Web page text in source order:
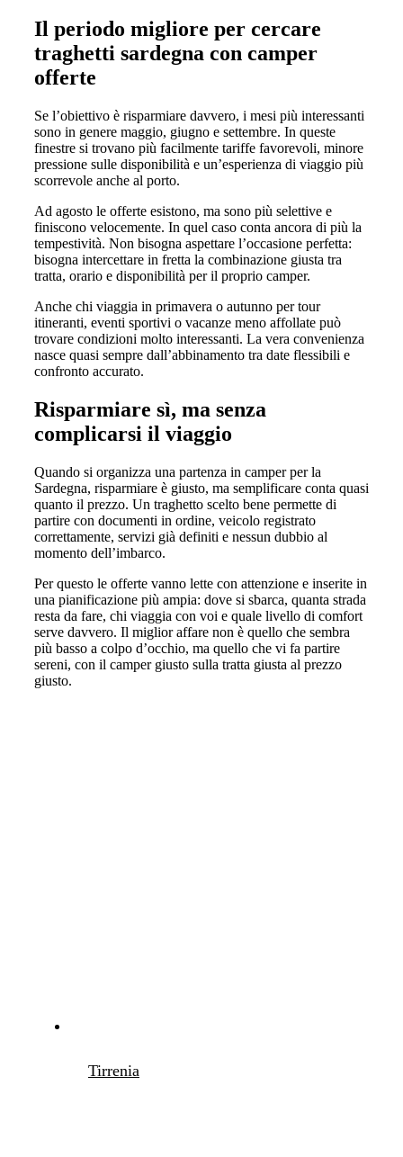
Il periodo migliore per cercare
traghetti sardegna con camper
offerte
Se l’obiettivo è risparmiare davvero, i mesi più interessanti
sono in genere maggio, giugno e settembre. In queste
finestre si trovano più facilmente tariffe favorevoli, minore
pressione sulle disponibilità e un’esperienza di viaggio più
scorrevole anche al porto.
Ad agosto le offerte esistono, ma sono più selettive e
finiscono velocemente. In quel caso conta ancora di più la
tempestività. Non bisogna aspettare l’occasione perfetta:
bisogna intercettare in fretta la combinazione giusta tra
tratta, orario e disponibilità per il proprio camper.
Anche chi viaggia in primavera o autunno per tour
itineranti, eventi sportivi o vacanze meno affollate può
trovare condizioni molto interessanti. La vera convenienza
nasce quasi sempre dall’abbinamento tra date flessibili e
confronto accurato.
Risparmiare sì, ma senza
complicarsi il viaggio
Quando si organizza una partenza in camper per la
Sardegna, risparmiare è giusto, ma semplificare conta quasi
quanto il prezzo. Un traghetto scelto bene permette di
partire con documenti in ordine, veicolo registrato
correttamente, servizi già definiti e nessun dubbio al
momento dell’imbarco.
Per questo le offerte vanno lette con attenzione e inserite in
una pianificazione più ampia: dove si sbarca, quanta strada
resta da fare, chi viaggia con voi e quale livello di comfort
serve davvero. Il miglior affare non è quello che sembra
più basso a colpo d’occhio, ma quello che vi fa partire
sereni, con il camper giusto sulla tratta giusta al prezzo
giusto.
Tirrenia